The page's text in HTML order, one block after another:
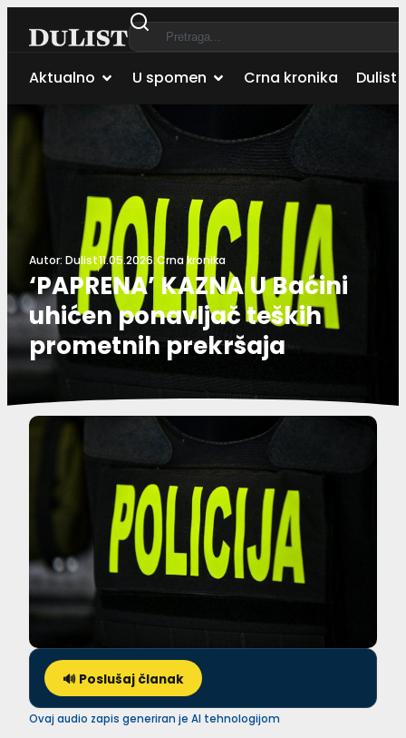
Aktualno U spomen Crna kronika Dulist
Autor: Dulist11.05.2026.Crna kronika
‘PAPRENA’ KAZNA U Baćini
uhićen ponavljač teških
prometnih prekršaja
🔊 Poslušaj članak
Ovaj audio zapis generiran je AI tehnologijom